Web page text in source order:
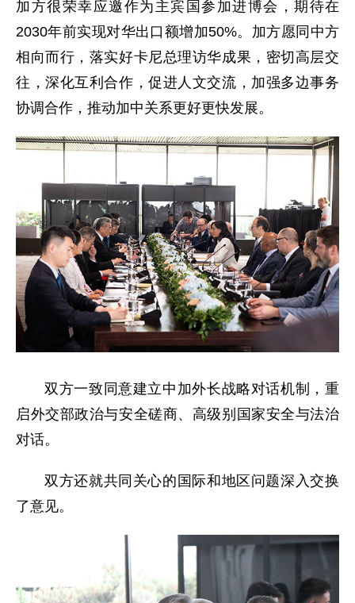
加方很荣幸应邀作为主宾国参加进博会，期待在
2030年前实现对华出口额增加50%。加方愿同中方
相向而行，落实好卡尼总理访华成果，密切高层交
往，深化互利合作，促进人文交流，加强多边事务
协调合作，推动加中关系更好更快发展。
双方一致同意建立中加外长战略对话机制，重
启外交部政治与安全磋商、高级别国家安全与法治
对话。
双方还就共同关心的国际和地区问题深入交换
了意见。